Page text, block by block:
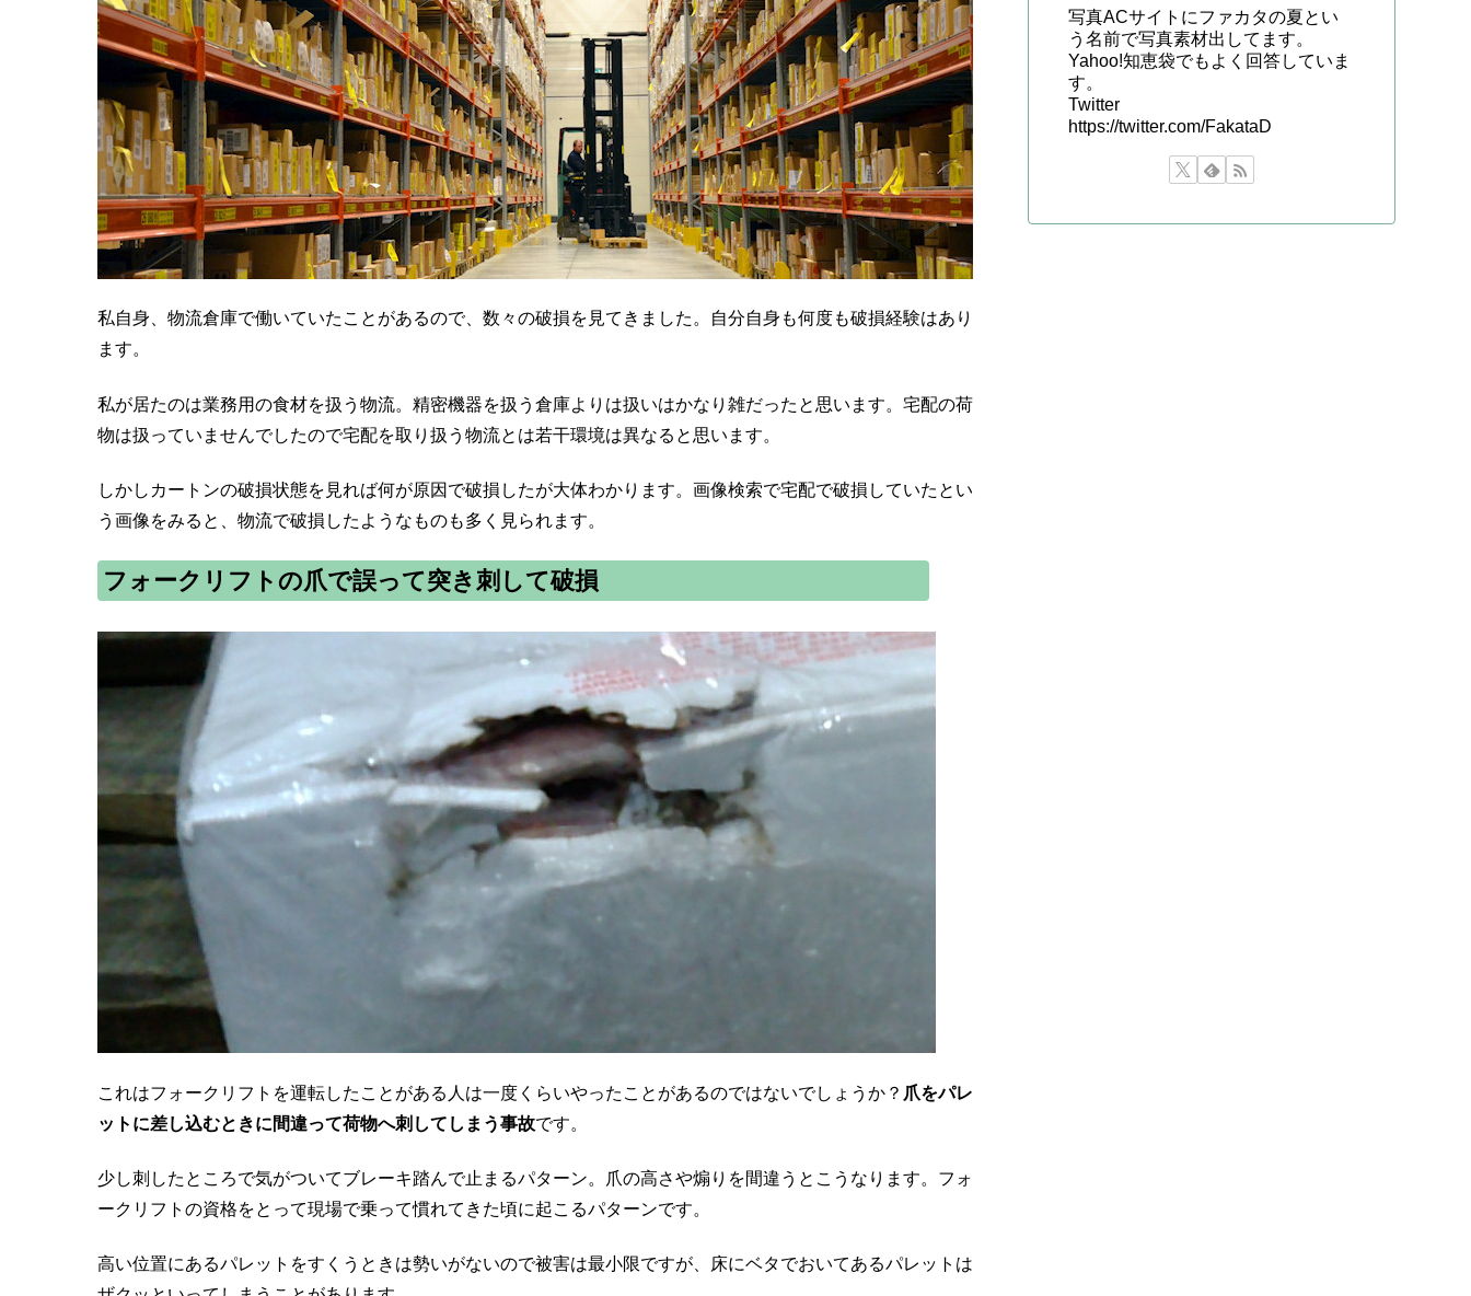
私自身、物流倉庫で働いていたことがあるので、数々の破損を見てきました。自分自身も何度も破損経験はあり
ます。
私が居たのは業務用の食材を扱う物流。精密機器を扱う倉庫よりは扱いはかなり雑だったと思います。宅配の荷
物は扱っていませんでしたので宅配を取り扱う物流とは若干環境は異なると思います。
しかしカートンの破損状態を見れば何が原因で破損したが大体わかります。画像検索で宅配で破損していたとい
う画像をみると、物流で破損したようなものも多く見られます。
フォークリフトの爪で誤って突き刺して破損
これはフォークリフトを運転したことがある人は一度くらいやったことがあるのではないでしょうか？ 爪をパレ
ットに差し込むときに間違って荷物へ刺してしまう事故です。
少し刺したところで気がついてブレーキ踏んで止まるパターン。爪の高さや煽りを間違うとこうなります。フォ
ークリフトの資格をとって現場で乗って慣れてきた頃に起こるパターンです。
高い位置にあるパレットをすくうときは勢いがないので被害は最小限ですが、床にベタでおいてあるパレットは
写真ACサイトにファカタの夏とい
う名前で写真素材出してます。
Yahoo!知恵袋でもよく回答していま
す。
Twitter
https://twitter.com/FakataD